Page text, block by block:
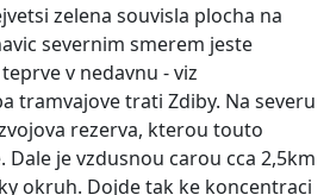
zelena souvisla plocha na
severnim smerem jeste
v nedavnu - viz
tramvajove trati Zdiby. Na severu
rezerva, kterou touto
je vzdusnou carou cca 2,5km
okruh. Dojde tak ke koncentraci